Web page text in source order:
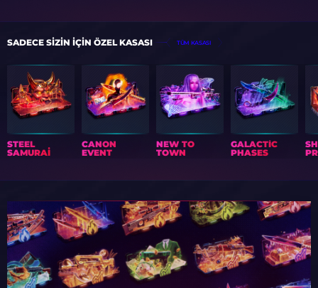
SADECE SIZIN IÇIN ÖZEL KASASI TÜM KASASI
STEEL
SAMURAI
CANON
EVENT
NEW TO
TOWN
GALACTIC
PHASES